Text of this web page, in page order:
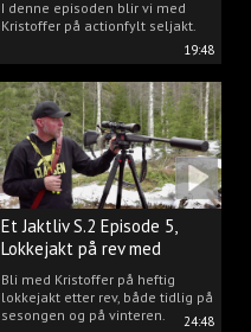
19:48
I denne episoden blir vi med
Kristoffer på actionfylt seljakt.
24:48
Et Jaktliv S.2 Episode 5,
Lokkejakt på rev med
Kristoffer Clausen
Bli med Kristoffer på heftig
lokkejakt etter rev, både tidlig på
sesongen og på vinteren.